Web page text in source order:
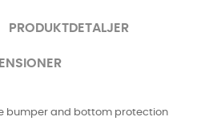
PRODUKTDETALJER
bumper and bottom protection